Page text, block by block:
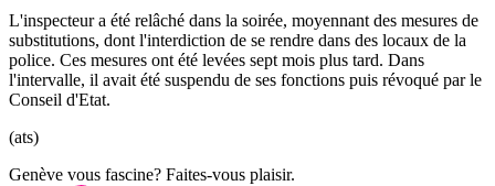
L'inspecteur a été relâché dans la soirée, moyennant des mesures de
substitutions, dont l'interdiction de se rendre dans des locaux de la
police. Ces mesures ont été levées sept mois plus tard. Dans
l'intervalle, il avait été suspendu de ses fonctions puis révoqué par le
Conseil d'Etat.
(ats)
Genève vous fascine? Faites-vous plaisir.